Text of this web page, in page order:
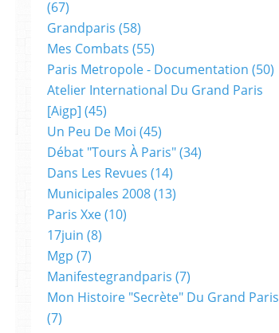
(67)
Grandparis (58)
Mes Combats (55)
Paris Metropole - Documentation (50)
Atelier International Du Grand Paris
[aigp] (45)
Un Peu De Moi (45)
Débat "tours À Paris"(34)
Dans Les Revues (14)
Municipales 2008(13)
Paris Xxe(10)
17juin (8)
Mgp (7)
Manifestegrandparis (7)
Mon Histoire "secrète" Du Grand Paris
(7)